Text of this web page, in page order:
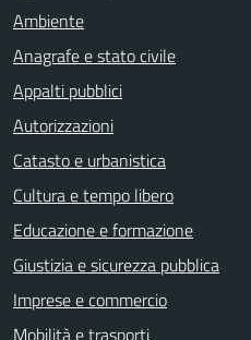
Ambiente
Anagrafe e stato civile
Appalti pubblici
Autorizzazioni
Catasto e urbanistica
Cultura e tempo libero
Educazione e formazione
Giustizia e sicurezza pubblica
Imprese e commercio
Mobilità e trasporti